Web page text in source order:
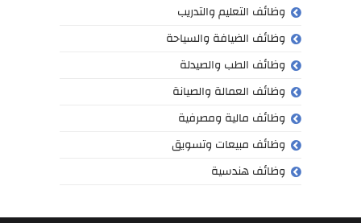
وظائف التعليم والتدريب
وظائف الضيافة والسياحة
وظائف الطب والصيدلة
وظائف العمالة والصيانة
وظائف مالية ومصرفية
وظائف مبيعات وتسويق
وظائف هندسية